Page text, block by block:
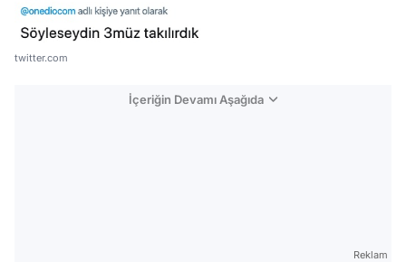
twitter.com
İçeriğin Devamı Aşağıda
Reklam